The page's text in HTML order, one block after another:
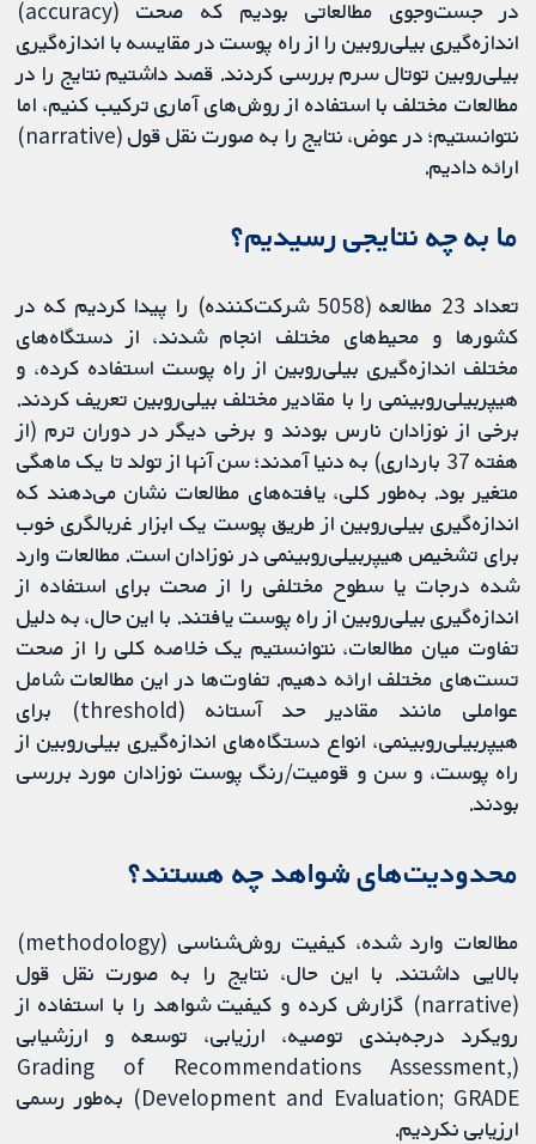
در جست‌وجوی مطالعاتی بودیم که صحت (accuracy)
اندازه‌گیری بیلی‌روبین را از راه پوست در مقایسه با اندازه‌گیری
بیلی‌روبین توتال سرم بررسی کردند. قصد داشتیم نتایج را در
مطالعات مختلف با استفاده از روش‌های آماری ترکیب کنیم، اما
نتوانستیم؛ در عوض، نتایج را به صورت نقل قول (narrative)
ارائه دادیم.
ما به چه نتایجی رسیدیم؟
تعداد 23 مطالعه (5058 شرکت‌کننده) را پیدا کردیم که در
کشورها و محیط‌های مختلف انجام شدند، از دستگاه‌های
مختلف اندازه‌گیری بیلی‌روبین از راه پوست استفاده کرده، و
هیپربیلی‌روبینمی را با مقادیر مختلف بیلی‌روبین تعریف کردند.
برخی از نوزادان نارس بودند و برخی دیگر در دوران ترم (از
هفته 37 بارداری) به دنیا آمدند؛ سن آنها از تولد تا یک ماهگی
متغیر بود. به‌طور کلی، یافته‌های مطالعات نشان می‌دهند که
اندازه‌گیری بیلی‌روبین از طریق پوست یک ابزار غربالگری خوب
برای تشخیص هیپربیلی‌روبینمی در نوزادان است. مطالعات وارد
شده درجات یا سطوح مختلفی را از صحت برای استفاده از
اندازه‌گیری بیلی‌روبین از راه پوست یافتند. با این حال، به دلیل
تفاوت میان مطالعات، نتوانستیم یک خلاصه کلی را از صحت
تست‌های مختلف ارائه دهیم. تفاوت‌ها در این مطالعات شامل
عواملی مانند مقادیر حد آستانه (threshold) برای
هیپربیلی‌روبینمی، انواع دستگاه‌های اندازه‌گیری بیلی‌روبین از
راه پوست، و سن و قومیت/رنگ پوست نوزادان مورد بررسی
بودند.
محدودیت‌های شواهد چه هستند؟
مطالعات وارد شده، کیفیت روش‌شناسی (methodology)
بالایی داشتند. با این حال، نتایج را به صورت نقل قول
(narrative) گزارش کرده و کیفیت شواهد را با استفاده از
رویکرد درجه‌بندی توصیه، ارزیابی، توسعه و ارزشیابی
(Grading of Recommendations Assessment,
Development and Evaluation; GRADE) به‌طور رسمی
ارزیابی نکردیم.